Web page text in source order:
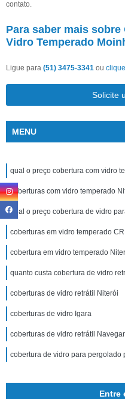
contato.
Para saber mais
Vidro Temperado
Ligue para (51) 3475-3341 ou
Solicite
MENU
qual o preço cobertura com vidro
coberturas com vidro temperado
qual o preço cobertura de vidro
coberturas em vidro temperado
cobertura em vidro temperado
quanto custa cobertura de vidro
coberturas de vidro retrátil Niterói
coberturas de vidro Igara
coberturas de vidro retrátil
cobertura de vidro para pergolado
Entre